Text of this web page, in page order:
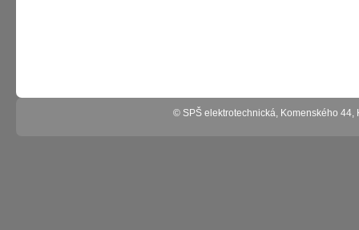
© SPŠ elektrotechnická, Komenského